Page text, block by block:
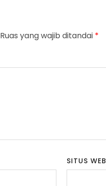
Ruas yang wajib ditandai *
SITUS WEB